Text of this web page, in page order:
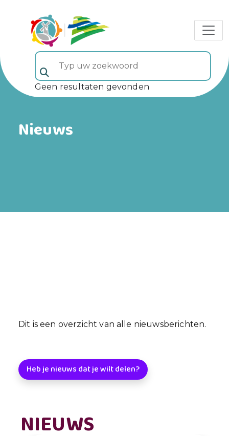
Typ uw zoekwoord (veld 5)
Geen resultaten gevonden
Nieuws
Dit is een overzicht van alle nieuwsberichten.
Heb je nieuws dat je wilt delen?
NIEUWS